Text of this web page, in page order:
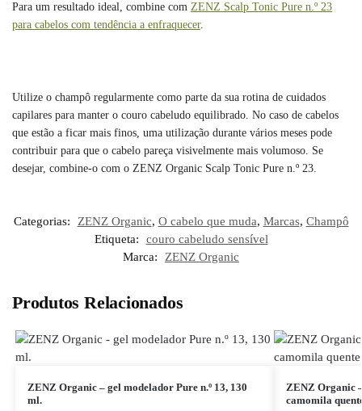
Para um resultado ideal, combine com ZENZ Scalp Tonic Pure n.º 23
para cabelos com tendência a enfraquecer.
Utilize o champô regularmente como parte da sua rotina de cuidados
capilares para manter o couro cabeludo equilibrado. No caso de cabelos
que estão a ficar mais finos, uma utilização durante vários meses pode
contribuir para que o cabelo pareça visivelmente mais volumoso. Se
desejar, combine-o com o ZENZ Organic Scalp Tonic Pure n.º 23.
Categorias: ZENZ Organic, O cabelo que muda, Marcas, Champô
Etiqueta:
couro cabeludo sensível
Marca:
ZENZ Organic
Produtos Relacionados
ZENZ Organic – gel modelador Pure n.º 13, 130
ml.
ZENZ Organic
camomila